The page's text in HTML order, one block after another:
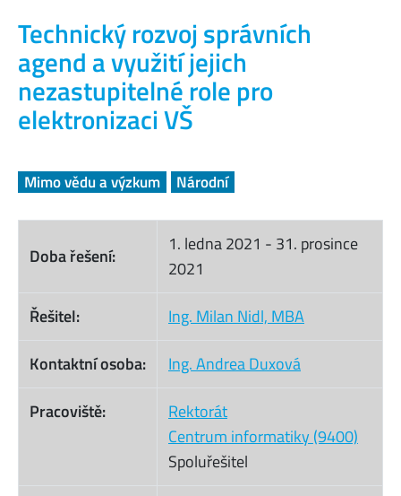
Technický rozvoj správních
agend a využití jejich
nezastupitelné role pro
elektronizaci VŠ
Mimo vědu a výzkum Národní
Doba řešení:
1. ledna 2021 - 31. prosince
2021
Řešitel:
Ing. Milan Nidl, MBA
Kontaktní osoba:
Ing. Andrea Duxová
Pracoviště:
Rektorát
Centrum informatiky (9400)
Spoluřešitel